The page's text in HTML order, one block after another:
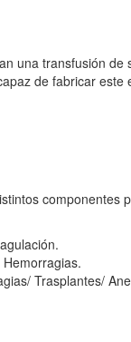
una transfusión de
de fabricar
componentes
Trasplantes/